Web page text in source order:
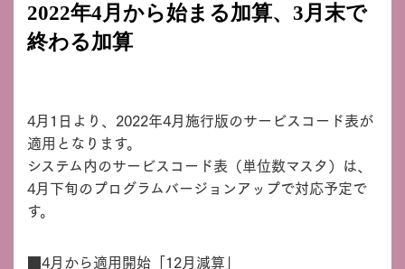
2022年4月から始まる加算、3月末で
終わる加算
4月1日より、2022年4月施行版のサービスコード表が
適用となります。
システム内のサービスコード表（単位数マスタ）は、
4月下旬のプログラムバージョンアップで対応予定で
す。
■4月から適用開始「12月減算」